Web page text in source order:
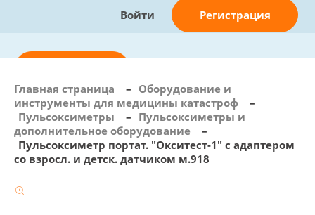
Войти Регистрация
info@sunmed.ru
Пн – Пт: с 10:00 - 18:00
+7 (495) 730-90-25
Перезвоните мне
Главная страница – Оборудование и
инструменты для медицины катастроф
–
Пульсоксиметры
– Пульсоксиметры и
дополнительное оборудование
–
Пульсоксиметр портат. "Окситест-1" с адаптером
со взросл. и детск. датчиком м.918